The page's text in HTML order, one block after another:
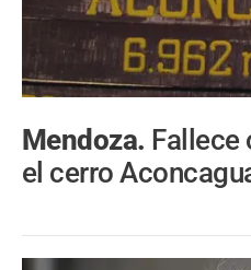
Mendoza. Fallece
el cerro